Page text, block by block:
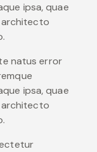
ipsa, quae
architecto
natus error
ipsa, quae
architecto